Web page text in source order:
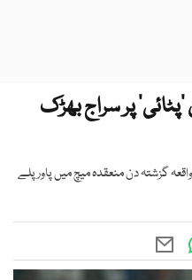
پر سراج بھڑک
گزشتہ دن منعقدہ میچ میں پاورپلے